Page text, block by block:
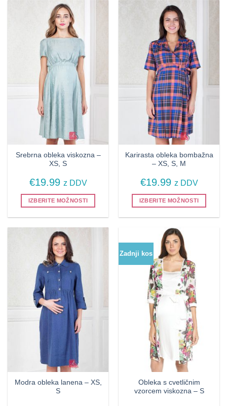
ima
več
različic.
Možnosti
izberete
izdelka
ima
več
različic.
Možnosti
lahko
izberete
na
strani
izdelka
Srebrna obleka viskozna –
XS, S
€19.99 z DDV
IZBERITE MOŽNOSTI
ima
več
različic.
Možnosti
lahko
izberete
na
strani
izdelka
Karirasta obleka bombažna
– XS, S, M
€19.99 z DDV
IZBERITE MOŽNOSTI
ima
več
različic.
Možnosti
lahko
izberete
na
strani
izdelka
Modra obleka lanena – XS,
S
Zadnji kos
Obleka s cvetličnim
vzorcem viskozna – S